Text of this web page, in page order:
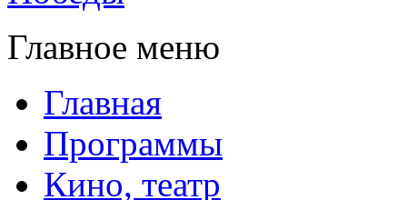
Главное меню
Главная
Программы
Кино, театр